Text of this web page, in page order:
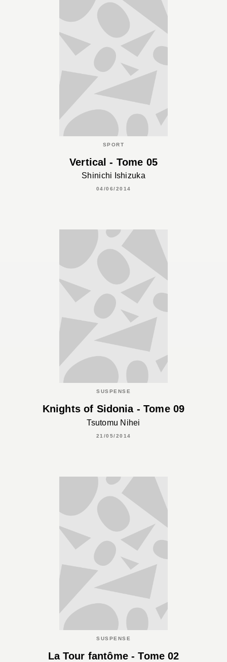
SPORT
Vertical - Tome 05
Shinichi Ishizuka
04/06/2014
SUSPENSE
Knights of Sidonia - Tome 09
Tsutomu Nihei
21/05/2014
SUSPENSE
La Tour fantôme - Tome 02